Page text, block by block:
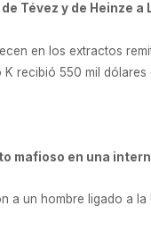
Tévez y de Heinze a
en los extractos
recibió 550 mil
mafioso en una
a un hombre ligado a